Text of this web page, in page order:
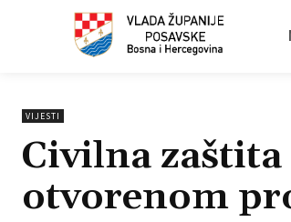
VIJESTI
Civilna
otvorenom